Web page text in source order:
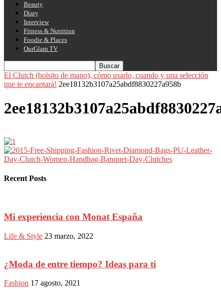
Beauty
Diary
Interview
Fitness & Nutrition
Foodie & Places
OurGlam TV
El Clutch (bolsito de mano), cómo usarlo, cuando y una selección
que te encantará! 2ee18132b3107a25abdf8830227a958b
Recent Posts
Mi experiencia con Monat España
Life & Style 23 marzo, 2022
¿Moda de entre tiempo? Ideas para ti
Fashion 17 agosto, 2021